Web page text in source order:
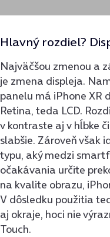
Hlavný rozdiel?
Najväčšou zmenou a
je zmena displeja.
panelu má iPhone XR
Retina, teda LCD.
v kontraste aj v hĺbke
slabšie. Zároveň však
typu, aký medzi
očakávania určite
na kvalite obrazu,
V dôsledku použitia
aj okraje, hoci nie
Touch.